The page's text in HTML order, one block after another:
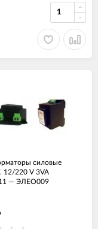
силовые
12/220 V 3VA
— ЭЛЕО009